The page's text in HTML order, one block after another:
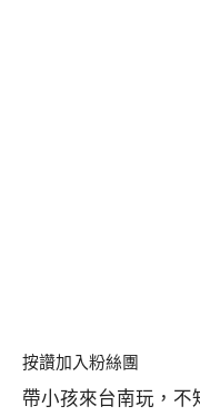
按讚加入粉絲團
帶小孩來台南玩，